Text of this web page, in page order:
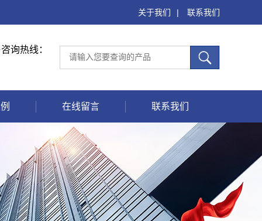
关于我们 | 联系我们
询热线：
在线留言 联系我们